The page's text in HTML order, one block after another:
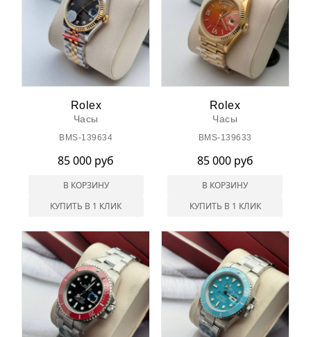
Rolex
Часы
BMS-139634
85 000 руб
В КОРЗИНУ
КУПИТЬ В 1 КЛИК
Rolex
Часы
BMS-139633
85 000 руб
В КОРЗИНУ
КУПИТЬ В 1 КЛИК